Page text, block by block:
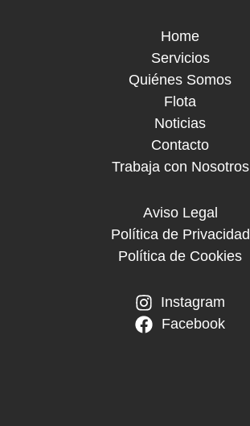
Home
Servicios
Quiénes Somos
Flota
Noticias
Contacto
Trabaja con Nosotros
Aviso Legal
Política de Privacidad
Política de Cookies
Instagram
Facebook